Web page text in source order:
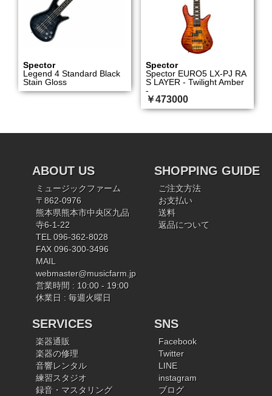
Spector
Legend 4 Standard Black
Stain Gloss
Spector
Spector EURO5 LX-PJ RA
S LAYER - Twilight Amber
-
￥473000
ABOUT US
ミュージックファーム
〒862-0976
熊本県熊本市中央区九品
寺6-1-22
TEL 096-362-8028
FAX 096-300-3496
MAIL
webmaster@musicfarm.jp
営業時間 : 10:00 - 19:00
休業日 : 毎週火曜日
SHOPPING GUIDE
ご注文方法
お支払い
送料
返品について
SERVICES
楽器通販
楽器の修理
音響レンタル
練習スタジオ
録音・マスタリング
SNS
Facebook
Twitter
LINE
instagram
ブログ